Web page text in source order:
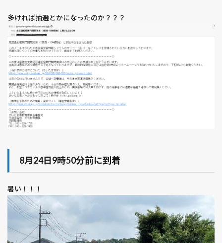
多ければ抽選とかになったのか？？？
8月24日9時50分前に到着
暑い！！！